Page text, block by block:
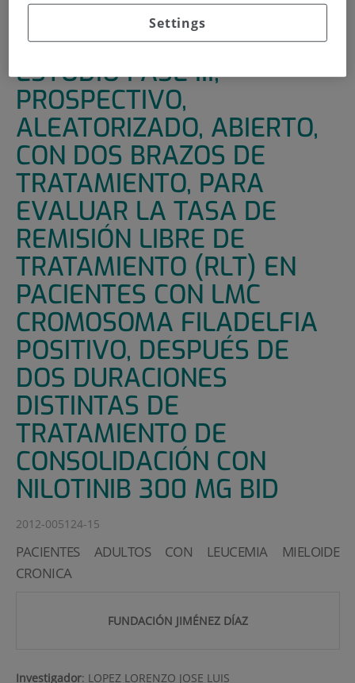
TRATAMIENTO DE CONSOLIDACIÓN CON NILOTINIB 300
ESTUDIO FASE III,
PROSPECTIVO,
ALEATORIZADO, ABIERTO,
CON DOS BRAZOS DE
TRATAMIENTO, PARA
EVALUAR LA TASA DE
REMISIÓN LIBRE DE
TRATAMIENTO (RLT) EN
PACIENTES CON LMC
CROMOSOMA FILADELFIA
POSITIVO, DESPUÉS DE
DOS DURACIONES
DISTINTAS DE
TRATAMIENTO DE
CONSOLIDACIÓN CON
NILOTINIB 300 MG BID
2012-005124-15
PACIENTES ADULTOS CON LEUCEMIA MIELOIDE
CRONICA
FUNDACIÓN JIMÉNEZ DÍAZ
Investigador: LOPEZ LORENZO JOSE LUIS
Settings